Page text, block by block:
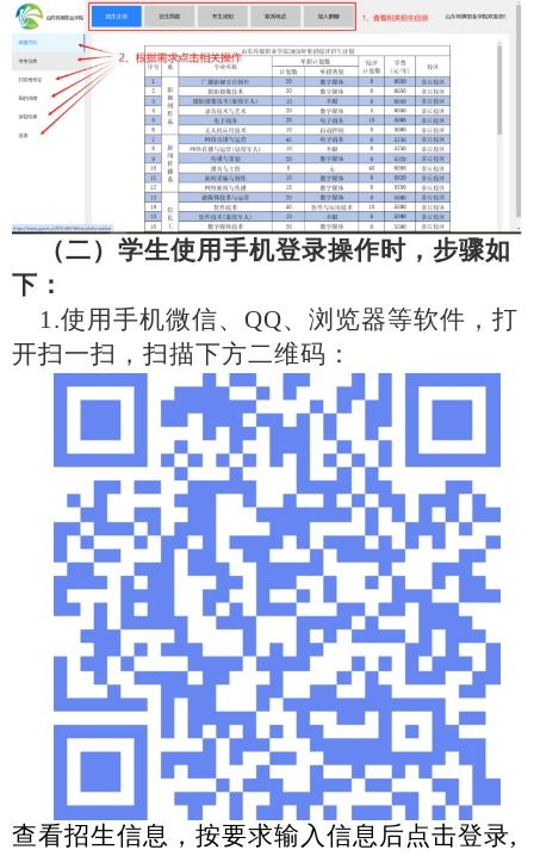
（二）学生使用手机登录操作时，步骤如
下：
1.使用手机微信、QQ、浏览器等软件，打
开扫一扫，扫描下方二维码：
查看招生信息，按要求输入信息后点击登录,